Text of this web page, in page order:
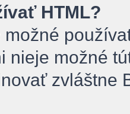
HTML?
nieje možné
zvláštne